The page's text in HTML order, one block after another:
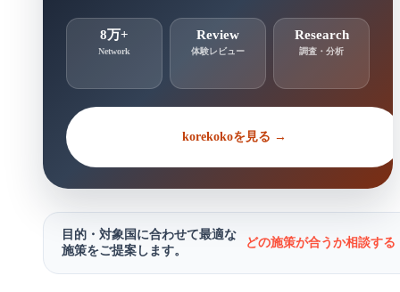
8万+
Network
Review
体験レビュー
Research
調査・分析
korekokoを見る →
目的・対象国に合わせて最適な
施策をご提案します。
どの施策が合うか相談す